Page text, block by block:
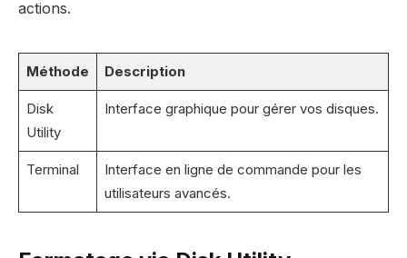
actions.
Méthode Description
Disk
Utility
Interface graphique pour gérer vos disques.
Terminal
Interface en ligne de commande pour les
utilisateurs avancés.